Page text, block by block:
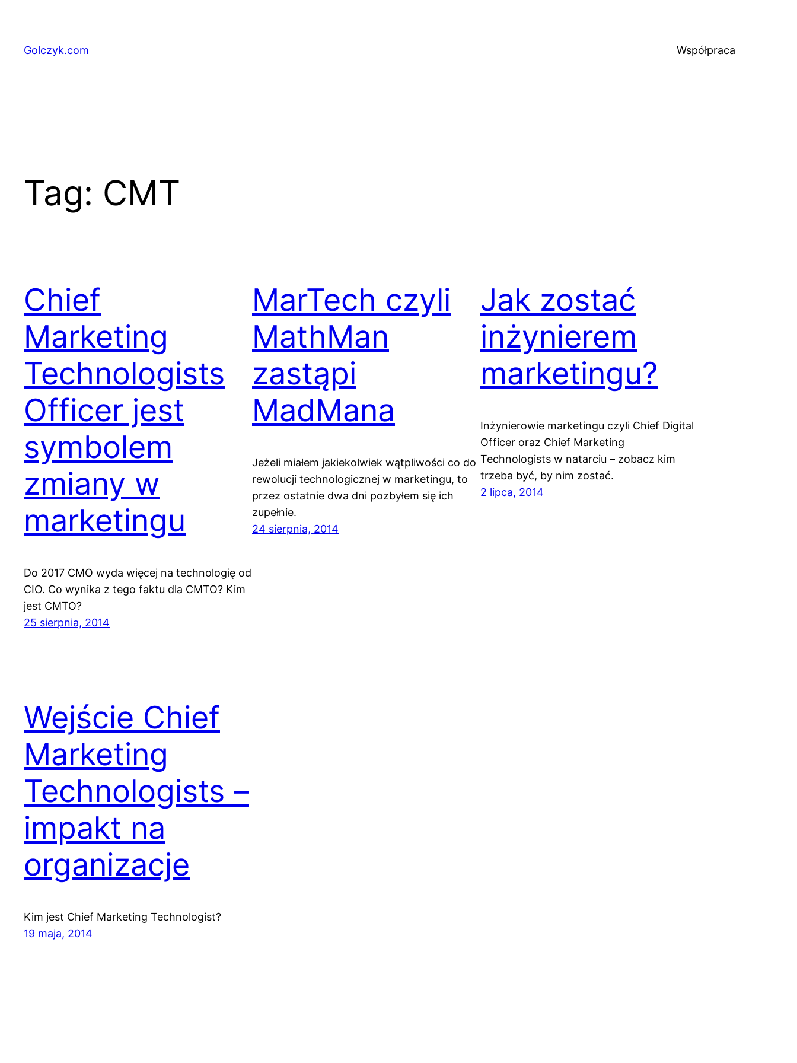
treściGolczyk.com Współpraca
Tag: CMT
Chief
Marketing
Technologists
Officer jest
symbolem
zmiany w
marketingu
Do 2017 CMO wyda więcej na technologię od
CIO. Co wynika z tego faktu dla CMTO? Kim
jest CMTO?
25 sierpnia, 2014
MarTech czyli
MathMan
zastąpi
MadMana
Jeżeli miałem jakiekolwiek wątpliwości co do
rewolucji technologicznej w marketingu, to
przez ostatnie dwa dni pozbyłem się ich
zupełnie.
24 sierpnia, 2014
Jak zostać
inżynierem
marketingu?
Inżynierowie marketingu czyli Chief Digital
Officer oraz Chief Marketing
Technologists w natarciu – zobacz kim
trzeba być, by nim zostać.
2 lipca, 2014
Wejście Chief
Marketing
Technologists –
impakt na
organizacje
Kim jest Chief Marketing Technologist?
19 maja, 2014